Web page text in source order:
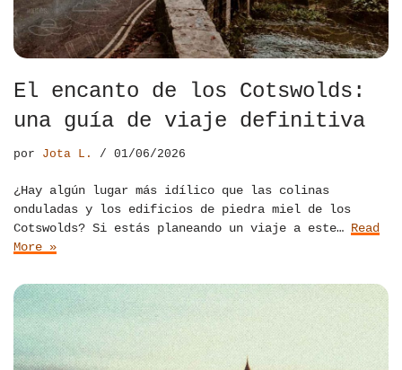
El encanto de los Cotswolds:
una guía de viaje definitiva
por Jota L. 01/06/2026
¿Hay algún lugar más idílico que las colinas
onduladas y los edificios de piedra miel de los
Cotswolds? Si estás planeando un viaje a este… Read
More »